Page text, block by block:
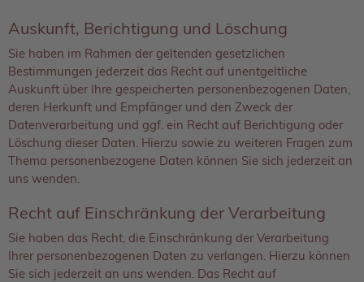
Auskunft, Berichtigung und Löschung
Sie haben im Rahmen der geltenden gesetzlichen
Bestimmungen jederzeit das Recht auf unentgeltliche
Auskunft über Ihre gespeicherten personenbezogenen Daten,
deren Herkunft und Empfänger und den Zweck der
Datenverarbeitung und ggf. ein Recht auf Berichtigung oder
Löschung dieser Daten. Hierzu sowie zu weiteren Fragen zum
Thema personenbezogene Daten können Sie sich jederzeit an
uns wenden.
Recht auf Einschränkung der Verarbeitung
Sie haben das Recht, die Einschränkung der Verarbeitung
Ihrer personenbezogenen Daten zu verlangen. Hierzu können
Sie sich jederzeit an uns wenden. Das Recht auf